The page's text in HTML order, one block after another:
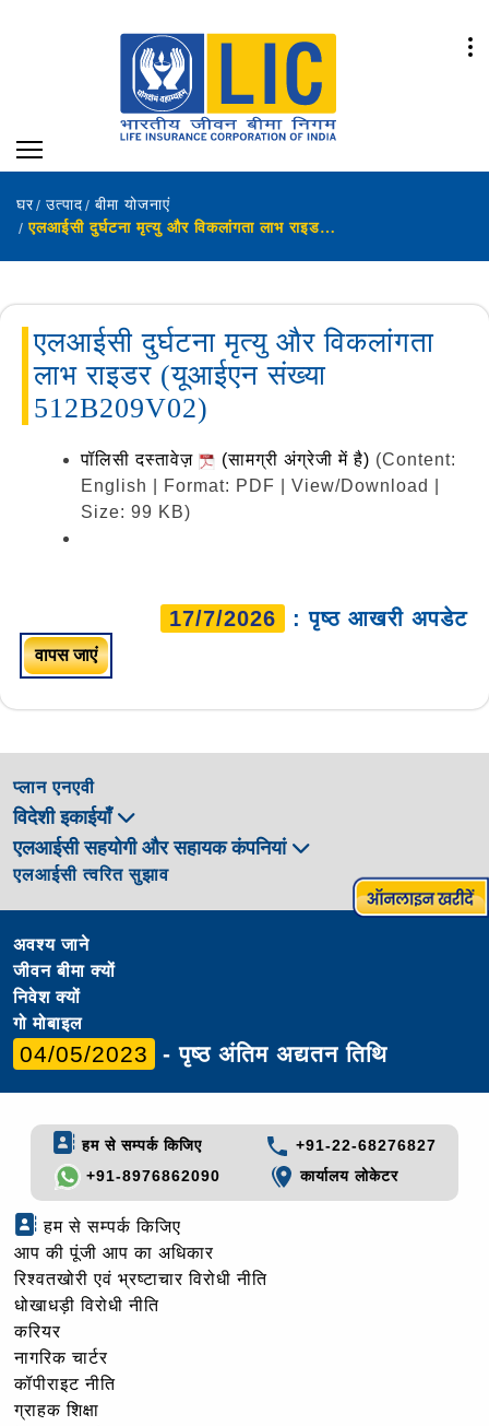
घर उत्पाद
बीमा योजनाएं
एलआईसी दुर्घटना मृत्यु और विकलांगता लाभ राइडर (यूआईएन संख्या 512B209V02)
एलआईसी दुर्घटना मृत्यु और विकलांगता
लाभ राइडर (यूआईएन संख्या
512B209V02)
पॉलिसी दस्तावेज़ (सामग्री अंग्रेजी में है) (Content:
English | Format: PDF | View/Download |
Size: 99 KB)
17/7/2026 : पृष्ठ आखरी अपडेट
वापस जाएं
प्लान एनएवी
विदेशी इकाईयाँ
एलआईसी सहयोगी और सहायक कंपनियां
एलआईसी त्वरित सुझाव
अवश्य जाने
जीवन बीमा क्यों
निवेश क्यों
गो मोबाइल
04/05/2023 - पृष्ठ अंतिम अद्यतन तिथि
हम से सम्पर्क किजिए
+91-22-68276827
+91-8976862090
कार्यालय लोकेटर
हम से सम्पर्क किजिए
आप की पूंजी आप का अधिकार
रिश्वतखोरी एवं भ्रष्टाचार विरोधी नीति
धोखाधड़ी विरोधी नीति
करियर
नागरिक चार्टर
कॉपीराइट नीति
ग्राहक शिक्षा